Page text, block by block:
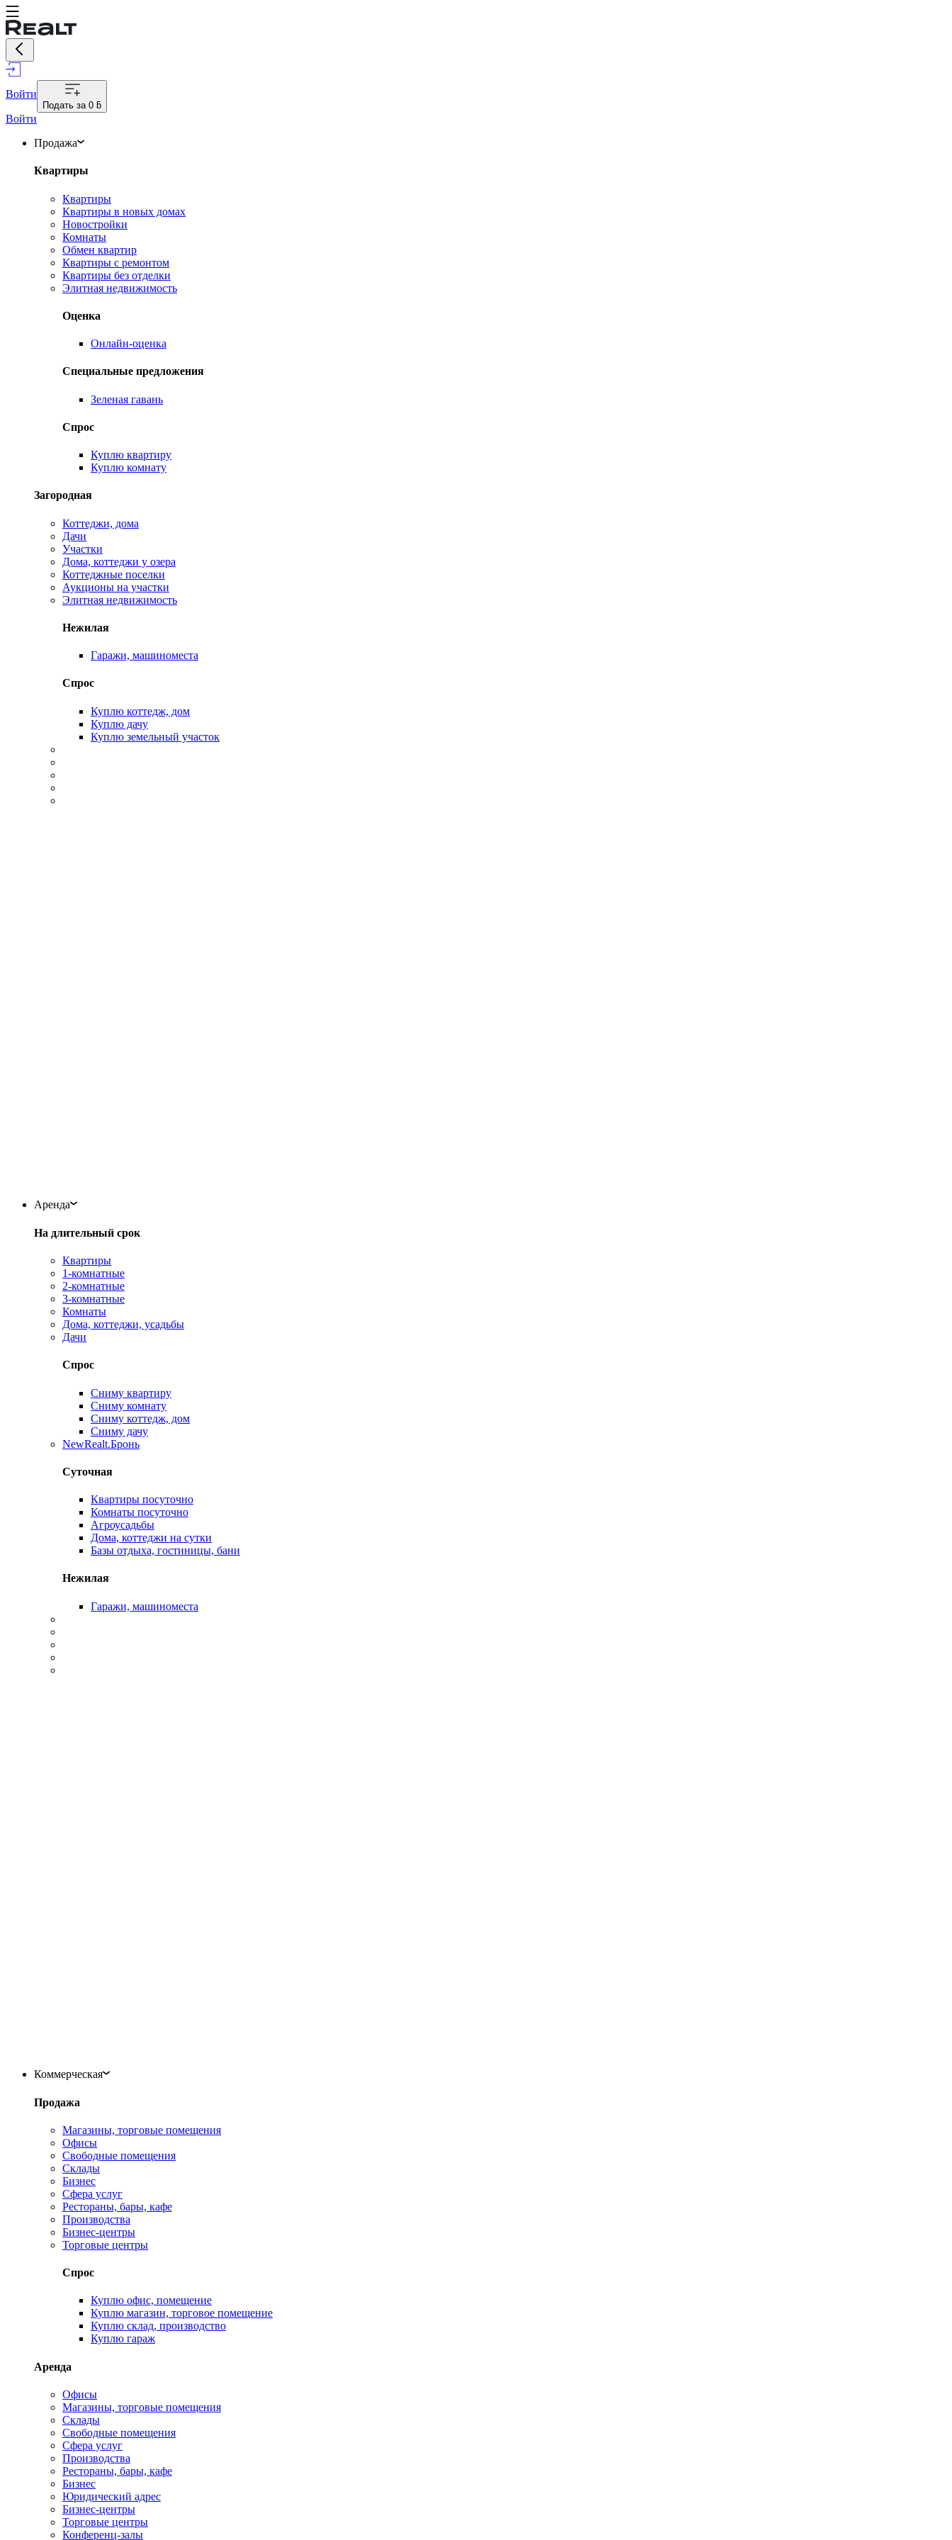
Войти
Подать за 0 ƃ
Войти
Продажа
Квартиры
Квартиры
Квартиры в новых домах
Новостройки
Комнаты
Обмен квартир
Квартиры с ремонтом
Квартиры без отделки
Элитная недвижимость
Оценка
Онлайн-оценка
Специальные предложения
Зеленая гавань
Спрос
Куплю квартиру
Куплю комнату
Загородная
Коттеджи, дома
Дачи
Участки
Дома, коттеджи у озера
Коттеджные поселки
Аукционы на участки
Элитная недвижимость
Нежилая
Гаражи, машиноместа
Спрос
Куплю коттедж, дом
Куплю дачу
Куплю земельный участок
Аренда
На длительный срок
Квартиры
1-комнатные
2-комнатные
3-комнатные
Комнаты
Дома, коттеджи, усадьбы
Дачи
Спрос
Сниму квартиру
Сниму комнату
Сниму коттедж, дом
Сниму дачу
NewRealt.Бронь
Суточная
Квартиры посуточно
Комнаты посуточно
Агроусадьбы
Дома, коттеджи на сутки
Базы отдыха, гостиницы, бани
Нежилая
Гаражи, машиноместа
Коммерческая
Продажа
Магазины, торговые помещения
Офисы
Свободные помещения
Склады
Бизнес
Сфера услуг
Рестораны, бары, кафе
Производства
Бизнес-центры
Торговые центры
Спрос
Куплю офис, помещение
Куплю магазин, торговое помещение
Куплю склад, производство
Куплю гараж
Аренда
Офисы
Магазины, торговые помещения
Склады
Свободные помещения
Сфера услуг
Производства
Рестораны, бары, кафе
Бизнес
Юридический адрес
Бизнес-центры
Торговые центры
Конференц-залы